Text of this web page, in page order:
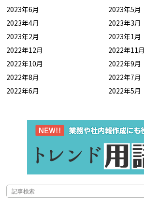
2023年6月
2023年5月
2023年4月
2023年3月
2023年2月
2023年1月
2022年12月
2022年11月
2022年10月
2022年9月
2022年8月
2022年7月
2022年6月
2022年5月